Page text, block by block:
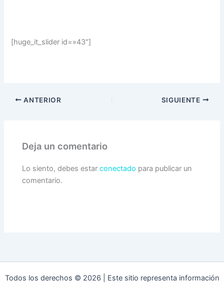
[huge_it_slider id=»43″]
ANTERIOR SIGUIENTE
Deja un comentario
Lo siento, debes estarconectado para publicar un
comentario.
Todos los derechos © 2026 | Este sitio representa información